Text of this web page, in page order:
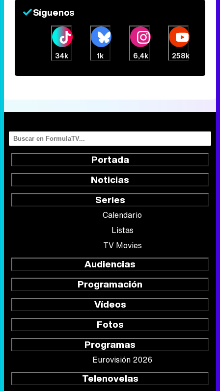
Síguenos
34k 1k 6,4k 258k
Portada
Noticias
Series
Calendario
Listas
TV Movies
Audiencias
Programación
Vídeos
Fotos
Programas
Eurovisión 2026
Telenovelas